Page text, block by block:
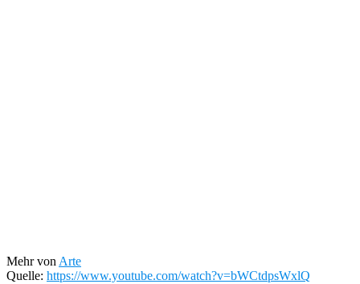
Mehr von Arte
Quelle: https://www.youtube.com/watch?v=bWCtdpsWxlQ